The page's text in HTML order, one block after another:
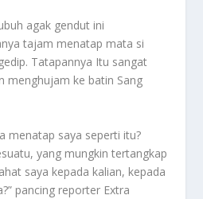
agak gendut ini
tajam menatap mata si
Tatapannya Itu sangat
menghujam ke batin Sang
menatap saya seperti itu?
yang mungkin tertangkap
saya kepada kalian, kepada
pancing reporter Extra